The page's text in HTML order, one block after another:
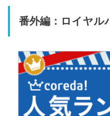
番外編：ロイヤル